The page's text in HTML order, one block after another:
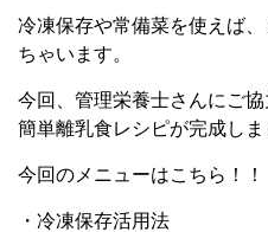
冷凍保存や常備菜を使えば
ちゃいます。
今回、管理栄養士さんにご
簡単離乳食レシピが完成しま
今回のメニューはこちら！！
・冷凍保存活用法